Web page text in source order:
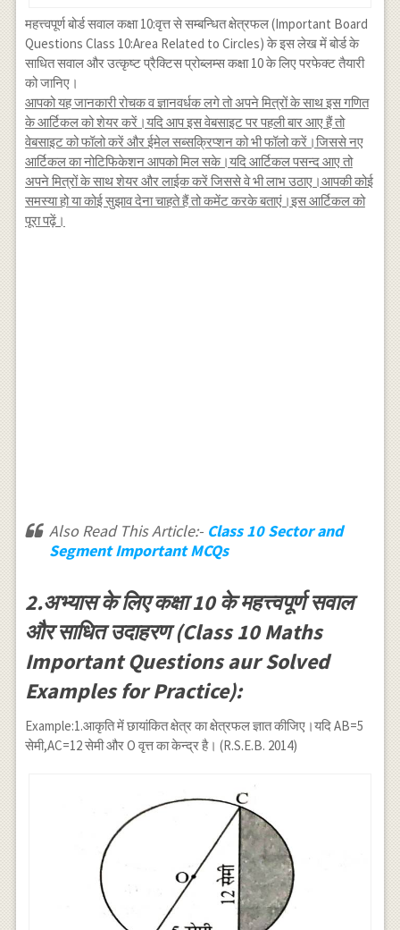
महत्त्वपूर्ण बोर्ड सवाल कक्षा 10:वृत्त से सम्बन्धित क्षेत्रफल (Important Board
Questions Class 10:Area Related to Circles) के इस लेख में बोर्ड के
साधित सवाल और उत्कृष्ट प्रैक्टिस प्रोब्लम्स कक्षा 10 के लिए परफेक्ट तैयारी
को जानिए।
आपको यह जानकारी रोचक व ज्ञानवर्धक लगे तो अपने मित्रों के साथ इस गणित
के आर्टिकल को शेयर करें।यदि आप इस वेबसाइट पर पहली बार आए हैं तो
वेबसाइट को फॉलो करें और ईमेल सब्सक्रिप्शन को भी फॉलो करें।जिससे नए
आर्टिकल का नोटिफिकेशन आपको मिल सके।यदि आर्टिकल पसन्द आए तो
अपने मित्रों के साथ शेयर और लाईक करें जिससे वे भी लाभ उठाए।आपकी कोई
समस्या हो या कोई सुझाव देना चाहते हैं तो कमेंट करके बताएं।इस आर्टिकल को
पूरा पढ़ें।
Also Read This Article:-Class 10 Sector and
Segment Important MCQs
2.अभ्यास के लिए कक्षा 10 के महत्त्वपूर्ण सवाल
और साधित उदाहरण (Class 10 Maths
Important Questions aur Solved
Examples for Practice):
Example:1.आकृति में छायांकित क्षेत्र का क्षेत्रफल ज्ञात कीजिए।यदि AB=5
सेमी,AC=12 सेमी और O वृत्त का केन्द्र है। (R.S.E.B. 2014)